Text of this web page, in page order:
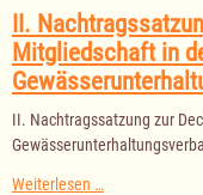
09.01.2025
II.
Mitgliedschaft in
II. Nachtragssatzung zur
Weiterlesen …